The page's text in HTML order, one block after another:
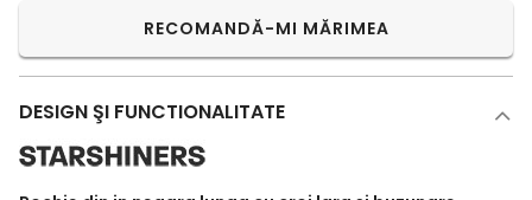
RECOMANDĂ-MI MĂRIMEA
DESIGN ŞI FUNCTIONALITATE